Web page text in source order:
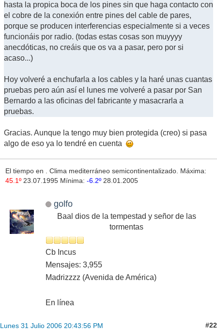
hasta la propica boca de los pines sin que haga contacto con
el cobre de la conexión entre pines del cable de pares,
porque se producen interferencias especialmente si a veces
funcionáis por radio. (todas estas cosas son muyyyy
anecdóticas, no creáis que os va a pasar, pero por si
acaso...)
Hoy volveré a enchufarla a los cables y la haré unas cuantas
pruebas pero aún así el lunes me volveré a pasar por San
Bernardo a las oficinas del fabricante y masacrarla a
pruebas.
Gracias. Aunque la tengo muy bien protegida (creo) si pasa
algo de eso ya lo tendré en cuenta
El tiempo en . Clima mediterráneo semicontinentalizado. Máxima:
45.1º23.07.1995 Mínima: -6.2º28.01.2005
golfo
Baal dios de la tempestad y señor de las
tormentas
Cb Incus
Mensajes: 3,955
Madrizzzz (Avenida de América)
En línea
Lunes 31 Julio 2006 20:43:56 PM #22